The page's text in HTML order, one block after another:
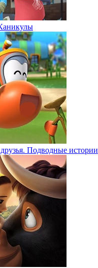
Подводные истории